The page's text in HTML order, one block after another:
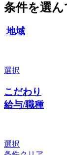
条件を選ん
地域
選択
こだわり
給与/職種
選択